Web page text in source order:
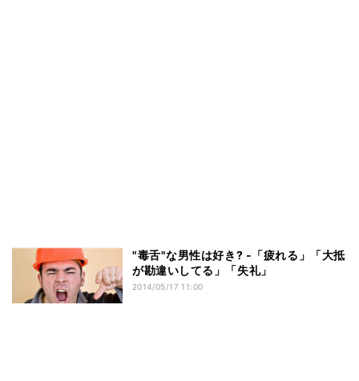
"毒舌"な男性は好き? -「疲れる」「大抵
が勘違いしてる」「失礼」
2014/05/17 11:00